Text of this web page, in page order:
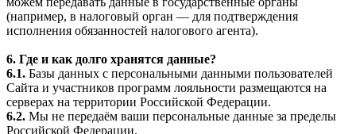
(например, в налоговый орган — для подтверждения
исполнения обязанностей налогового агента).
6. Где и как долго хранятся данные?
6.1. Базы данных с персональными данными пользователей
Сайта и участников программ лояльности размещаются на
серверах на территории Российской Федерации.
6.2. Мы не передаём ваши персональные данные за пределы
Российской Федерации.